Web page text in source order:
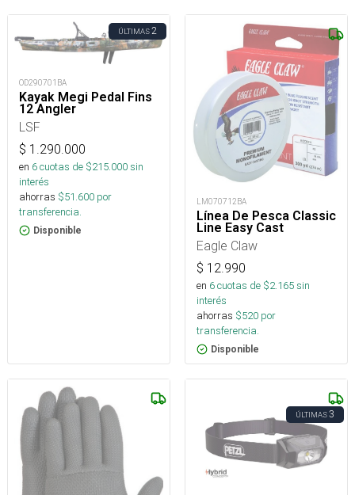
ÚLTIMAS2
OD290701BA
Kayak Megi Pedal Fins
12 Angler
LSF
$ 1.290.000
en 6cuotas de $215.000sin
interés
ahorras $51.600 por
transferencia.
Disponible
LM070712BA
Línea De Pesca Classic
Line Easy Cast
Eagle Claw
$ 12.990
en 6cuotas de $2.165sin
interés
ahorras $520 por
transferencia.
Disponible
ÚLTIMAS3